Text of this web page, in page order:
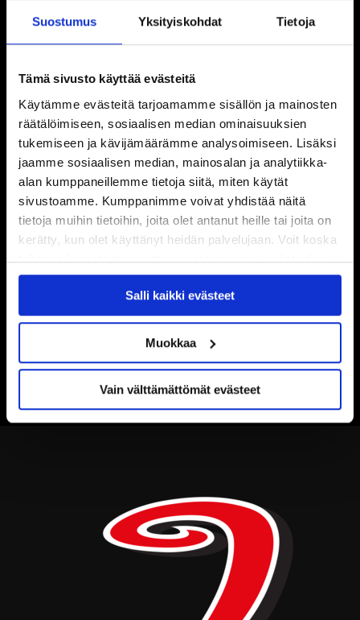
Suostumus Yksityiskohdat Tietoja
Tämä sivusto käyttää evästeitä
Käytämme evästeitä tarjoamamme sisällön ja mainosten
räätälöimiseen, sosiaalisen median ominaisuuksien
tukemiseen ja kävijämäärämme analysoimiseen. Lisäksi
jaamme sosiaalisen median, mainosalan ja analytiikka-
alan kumppaneillemme tietoja siitä, miten käytät
sivustoamme. Kumppanimme voivat yhdistää näitä
tietoja muihin tietoihin, joita olet antanut heille tai joita on
kerätty, kun olet käyttänyt heidän palvelujaan. Voit koska
tahansa kumota tai muuttaa suostumustasi evästeiden
käytöstäEvästeet-sivultamme.
Salli kaikki evästeet
Muokkaa
Vain välttämättömät evästeet